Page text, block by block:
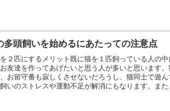
多頭飼いを始めるにあたっての注意点
を２匹にするメリット既に猫を１匹飼っている人の
友達を作ってあげたいと思う人が多いと思います
お留守番も寂しくさせないだろうし、猫同士で遊
いのストレスや運動不足が解消にもなります。また